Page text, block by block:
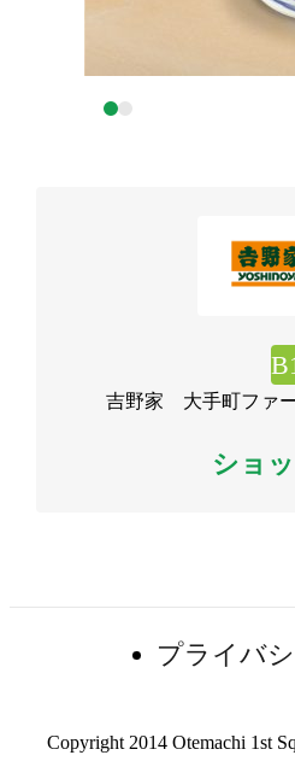
吉野家 大手町ファ
ショ
プライバ
Copyright 2014 Otemachi 1st